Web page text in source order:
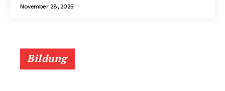
November 28, 2025
Bildung